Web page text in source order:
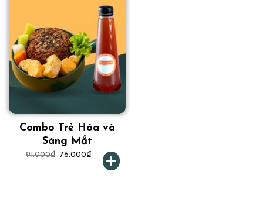
Combo Trẻ Hóa và
Sáng Mắt
91.000₫ 76.000₫